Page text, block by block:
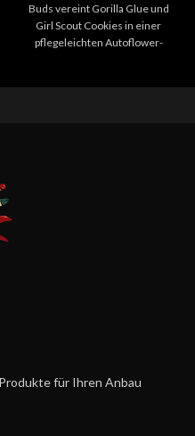
Buds vereint Gorilla Glue und
Girl Scout Cookies in einer
pflegeleichten Autoflower-
Runterkommen am Abend.
für Ihren Anbau